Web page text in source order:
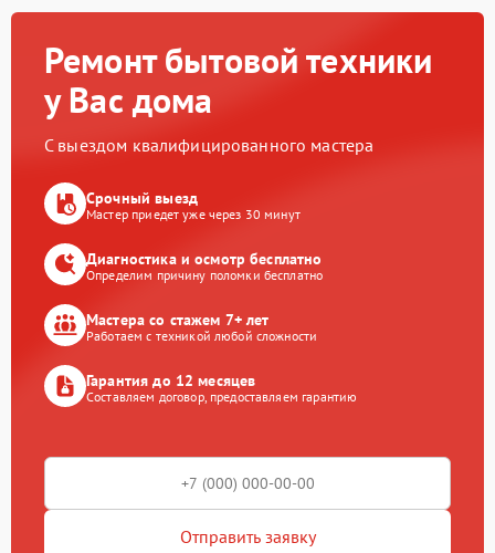
Ремонт бытовой техники
у Вас дома
С выездом квалифицированного мастера
Срочный выезд
Мастер приедет уже через 30 минут
Диагностика и осмотр бесплатно
Определим причину поломки бесплатно
Мастера со стажем 7+ лет
Работаем с техникой любой сложности
Гарантия до 12 месяцев
Составляем договор, предоставляем гарантию
Отправить заявку